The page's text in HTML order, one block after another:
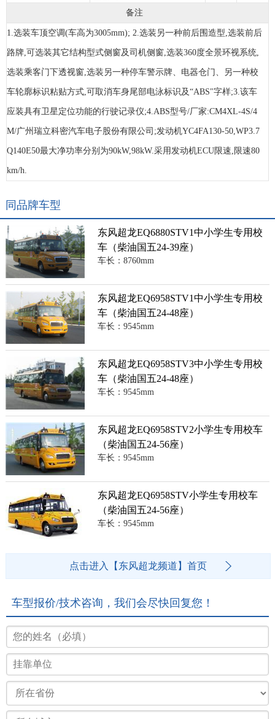
备注
1.选装车顶空调(车高为3005mm); 2.选装另一种前后围造型,选装前后
路牌,可选装其它结构型式侧窗及司机侧窗,选装360度全景环视系统,
选装乘客门下透视窗,选装另一种停车警示牌、电器仓门、另一种校
车轮廓标识粘贴方式,可取消车身尾部电泳标识及“ABS"字样;3.该车
应装具有卫星定位功能的行驶记录仪;4.ABS型号/厂家:CM4XL-4S/4
M/广州瑞立科密汽车电子股份有限公司;发动机YC4FA130-50,WP3.7
Q140E50最大净功率分别为90kW,98kW.采用发动机ECU限速,限速80
km/h.
同品牌车型
东风超龙EQ6880STV1中小学生专用校
车（柴油国五24-39座）
车长：8760mm
东风超龙EQ6958STV1中小学生专用校
车（柴油国五24-48座）
车长：9545mm
东风超龙EQ6958STV3中小学生专用校
车（柴油国五24-48座）
车长：9545mm
东风超龙EQ6958STV2小学生专用校车
（柴油国五24-56座）
车长：9545mm
东风超龙EQ6958STV小学生专用校车
（柴油国五24-56座）
车长：9545mm
点击进入【东风超龙频道】首页
车型报价/技术咨询，我们会尽快回复您！